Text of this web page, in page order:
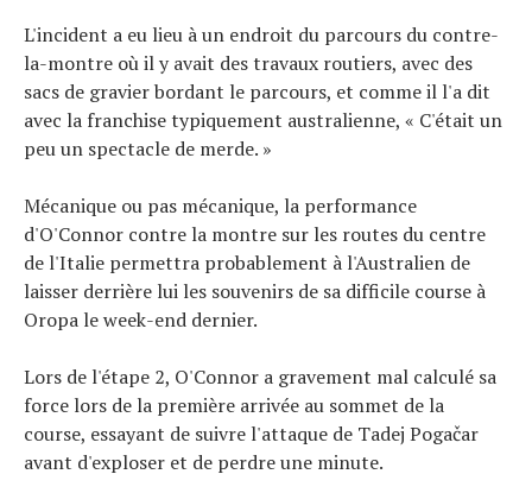
L'incident a eu lieu à un endroit du parcours du contre-
la-montre où il y avait des travaux routiers, avec des
sacs de gravier bordant le parcours, et comme il l'a dit
avec la franchise typiquement australienne, « C'était un
peu un spectacle de merde. »
Mécanique ou pas mécanique, la performance
d'O'Connor contre la montre sur les routes du centre
de l'Italie permettra probablement à l'Australien de
laisser derrière lui les souvenirs de sa difficile course à
Oropa le week-end dernier.
Lors de l'étape 2, O'Connor a gravement mal calculé sa
force lors de la première arrivée au sommet de la
course, essayant de suivre l'attaque de Tadej Pogačar
avant d'exploser et de perdre une minute.